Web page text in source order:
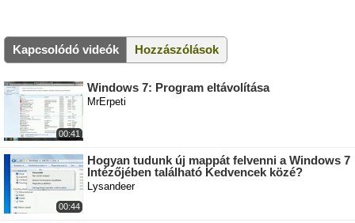
Kapcsolódó videók Hozzászólások
00:41
Windows 7: Program eltávolítása
MrErpeti
00:44
Hogyan tudunk új mappát felvenni a Windows 7
Intézőjében található Kedvencek közé?
Lysandeer